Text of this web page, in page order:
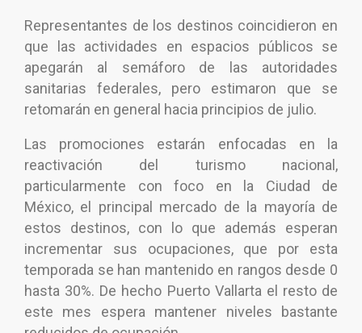
Representantes de los destinos coincidieron en
que las actividades en espacios públicos se
apegarán al semáforo de las autoridades
sanitarias federales, pero estimaron que se
retomarán en general hacia principios de julio.
Las promociones estarán enfocadas en la
reactivación del turismo nacional,
particularmente con foco en la Ciudad de
México, el principal mercado de la mayoría de
estos destinos, con lo que además esperan
incrementar sus ocupaciones, que por esta
temporada se han mantenido en rangos desde 0
hasta 30%. De hecho Puerto Vallarta el resto de
este mes espera mantener niveles bastante